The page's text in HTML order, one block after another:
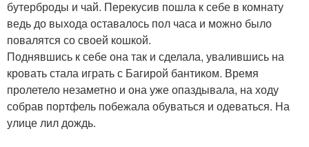
бутерброды и чай. Перекусив пошла к себе в комнату
ведь до выхода оставалось пол часа и можно было
повалятся со своей кошкой.
Поднявшись к себе она так и сделала, увалившись на
кровать стала играть с Багирой бантиком. Время
пролетело незаметно и она уже опаздывала, на ходу
собрав портфель побежала обуваться и одеваться. На
улице лил дождь.